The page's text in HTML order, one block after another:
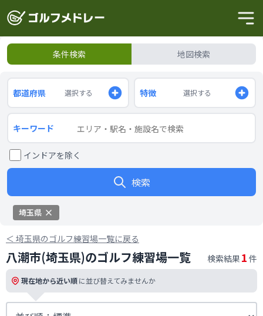
条件検索 地図検索
都道府県 選択する 特徴 選択する
キーワード
インドアを除く
検索
埼玉県
＜ 埼玉県のゴルフ練習場一覧に戻る
八潮市(埼玉県)のゴルフ練習場一覧 検索結果 1 件
現在地から近い順に並び替えてみませんか